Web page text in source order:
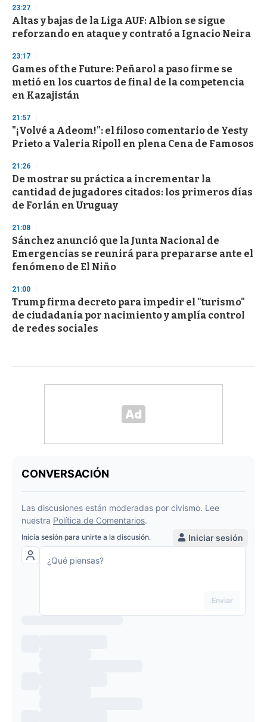
d
s
23:27
Altas y bajas de la Liga AUF: Albion se sigue
reforzando en ataque y contrató a Ignacio Neira
23:17
Games of the Future: Peñarol a paso firme se
metió en los cuartos de final de la competencia
en Kazajistán
21:57
"¡Volvé a Adeom!": el filoso comentario de Yesty
Prieto a Valeria Ripoll en plena Cena de Famosos
21:26
De mostrar su práctica a incrementar la
cantidad de jugadores citados: los primeros días
de Forlán en Uruguay
21:08
Sánchez anunció que la Junta Nacional de
Emergencias se reunirá para prepararse ante el
fenómeno de El Niño
21:00
Trump firma decreto para impedir el "turismo"
de ciudadanía por nacimiento y amplía control
de redes sociales